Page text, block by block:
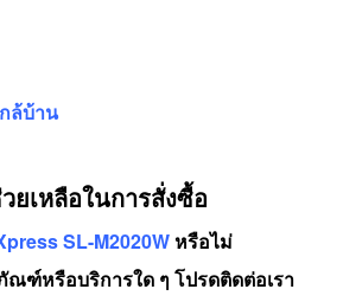
ล้บ้าน
ยเหลือในการสั่งซื้อ
SL-M2020W หรือไม่
ฑ์หรือบริการใด ๆ โปรดติดต่อเรา